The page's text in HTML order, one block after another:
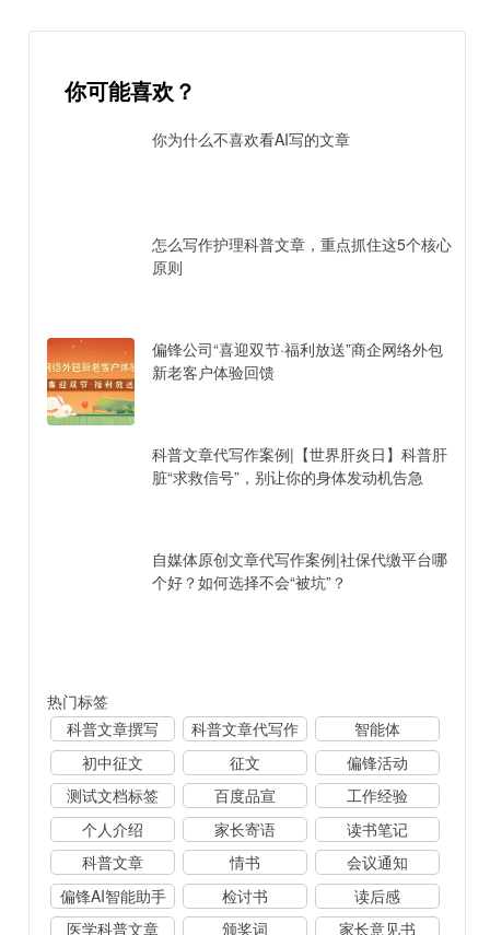
你可能喜欢？
你为什么不喜欢看AI写的文章
怎么写作护理科普文章，重点抓住这5个核心
原则
偏锋公司“喜迎双节·福利放送”商企网络外包
新老客户体验回馈
科普文章代写作案例|【世界肝炎日】科普肝
脏“求救信号”，别让你的身体发动机告急
自媒体原创文章代写作案例|社保代缴平台哪
个好？如何选择不会“被坑”？
热门标签
科普文章撰写
科普文章代写作
智能体
初中征文
征文
偏锋活动
测试文档标签
百度品宣
工作经验
个人介绍
家长寄语
读书笔记
科普文章
情书
会议通知
偏锋AI智能助手
检讨书
读后感
医学科普文章
颁奖词 家长意见书